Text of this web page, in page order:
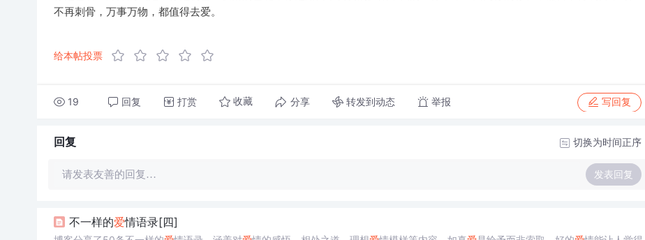
不再刺骨，万事万物，都值得去爱。
给本帖投票
19 回复 打赏 收藏 分享 转发到动态 举报 写回复
回复 切换为时间正序
请发表友善的回复… 发表回复
不一样的爱情语录[四]